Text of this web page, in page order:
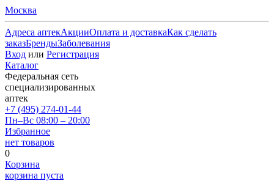
Москва
Адреса аптекАкцииОплата и доставкаКак сделать
заказБрендыЗаболевания
Вход или Регистрация
Каталог
Федеральная сеть
специализированных
аптек
+7 (495) 274-01-44
Пн–Вс 08:00 – 20:00
Избранное
нет товаров
0
Корзина
корзина пуста